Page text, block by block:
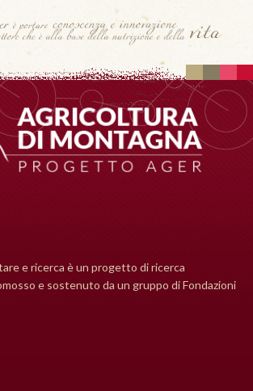
e ricerca è un progetto di ricerca
e sostenuto da un gruppo di Fondazioni